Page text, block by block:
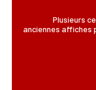
Votre adresse mail sert
Plusieurs
anciennes affiches